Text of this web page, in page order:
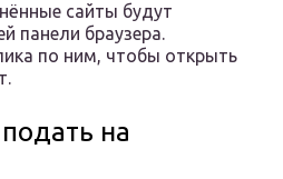
сайты будут
панели браузера.
по ним, чтобы открыть
на